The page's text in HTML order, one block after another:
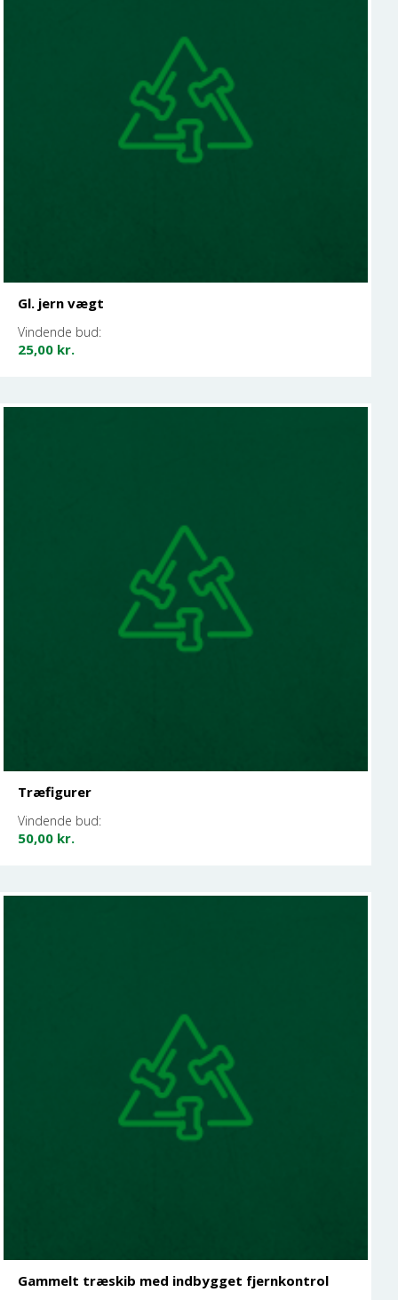
Gl. jern vægt
Vindende bud:
25,00 kr.
Træfigurer
Vindende bud:
50,00 kr.
Gammelt træskib med indbygget fjernkontrol